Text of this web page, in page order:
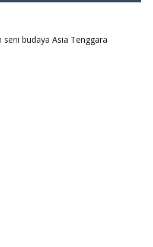
budaya Asia Tenggara